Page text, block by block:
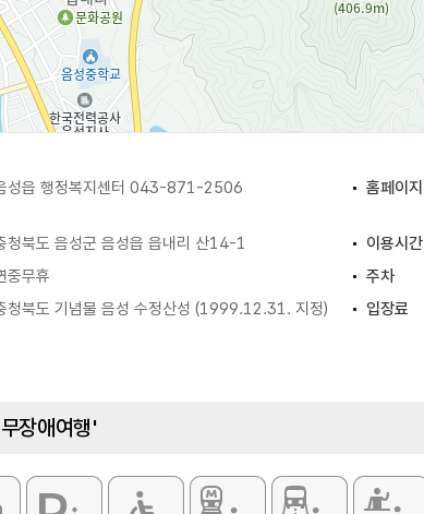
성읍 행정복지센터 043-871-2506 홈페이지
청북도 음성군 음성읍 읍내리 산14-1 이용시간
중무휴 주차
청북도 기념물 음성 수정산성 (1999.12.31. 지정) 입장료
장애여행'